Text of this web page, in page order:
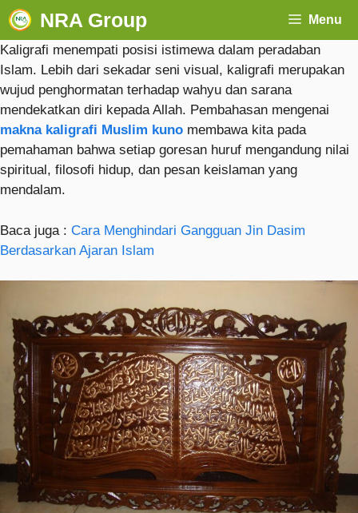
NRA Group Menu
Kaligrafi menempati posisi istimewa dalam peradaban
Islam. Lebih dari sekadar seni visual, kaligrafi merupakan
wujud penghormatan terhadap wahyu dan sarana
mendekatkan diri kepada Allah. Pembahasan mengenai
makna kaligrafi Muslim kuno membawa kita pada
pemahaman bahwa setiap goresan huruf mengandung nilai
spiritual, filosofi hidup, dan pesan keislaman yang
mendalam.
Baca juga : Cara Menghindari Gangguan Jin Dasim
Berdasarkan Ajaran Islam